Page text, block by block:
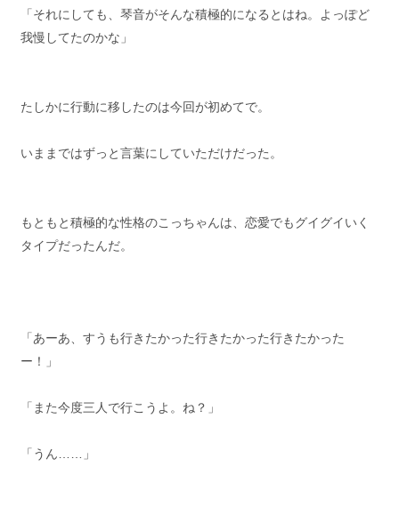
「それにしても、琴音がそんな積極的になるとはね。よっぽど
我慢してたのかな」
たしかに行動に移したのは今回が初めてで。
いままではずっと言葉にしていただけだった。
もともと積極的な性格のこっちゃんは、恋愛でもグイグイいく
タイプだったんだ。
「あーあ、すうも行きたかった行きたかった行きたかった
ー！」
「また今度三人で行こうよ。ね？」
「うん……」